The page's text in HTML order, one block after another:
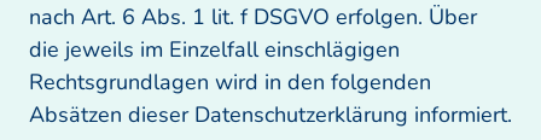
nach Art. 6 Abs. 1 lit. f DSGVO erfolgen. Über
die jeweils im Einzelfall einschlägigen
Rechtsgrundlagen wird in den folgenden
Absätzen dieser Datenschutzerklärung informiert.